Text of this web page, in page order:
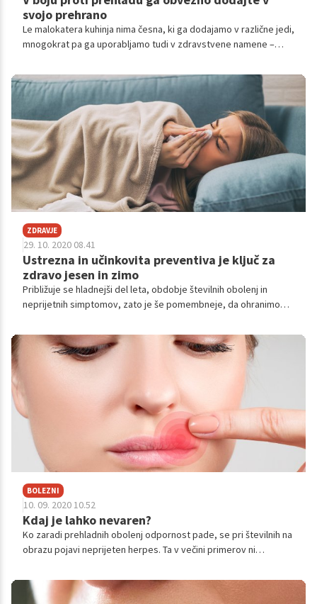
svojo prehrano
Le malokatera kuhinja nima česna, ki ga dodajamo v različne jedi,
mnogokrat pa ga uporabljamo tudi v zdravstvene namene –
uporabimo za dobrobit lastnega zdravja?
ZDRAVJE
29. 10. 2020 08.41
Ustrezna in učinkovita preventiva je ključ za
zdravo jesen in zimo
Približuje se hladnejši del leta, obdobje številnih obolenj in
neprijetnih simptomov, zato je še pomembneje, da ohranimo
sistema.
BOLEZNI
10. 09. 2020 10.52
Kdaj je lahko nevaren?
Ko zaradi prehladnih obolenj odpornost pade, se pri številnih na
obrazu pojavi neprijeten herpes. Ta v večini primerov ni
lahko celo oslepite.